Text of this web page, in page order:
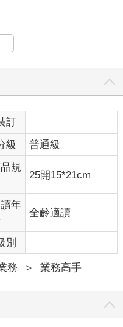
準備校慶活動的一段往
時，離約定時間還有三十
許會對這樣獨處的機會感
坐針氈。
話題才好？」
想著。
流逝。
其他同學就來了。當時那
一直都以為這種尷尬的沉
健談的書，記了幾個有趣
不可能變成閒聊高手
訂
級 普通級
規
25開15*21cm
年
全齡適讀
別
務 ＞ 業務高手